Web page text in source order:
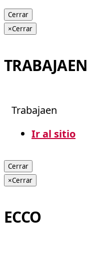
Cerrar
×Cerrar
TRABAJAEN
Trabajaen
Ir al sitio
Cerrar
×Cerrar
ECCO